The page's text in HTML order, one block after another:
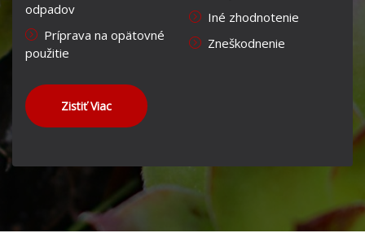
odpadov
Príprava na opätovné
použitie
Iné zhodnotenie
Zneškodnenie
Zistiť Viac